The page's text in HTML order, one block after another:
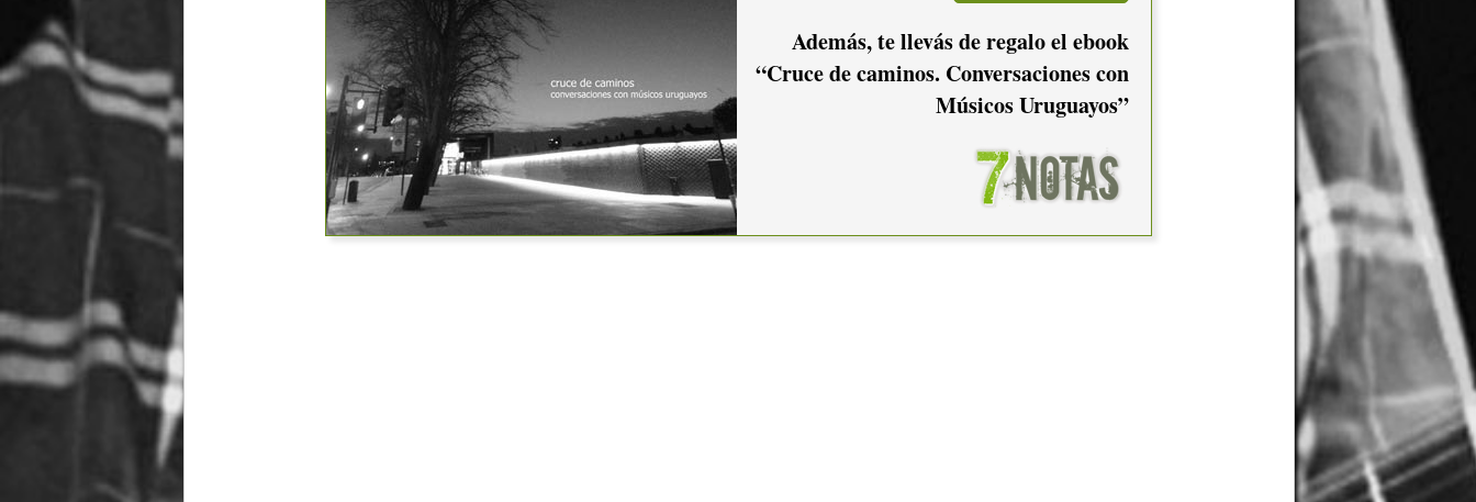
Además, te llevás de regalo el ebook
“Cruce de caminos. Conversaciones con
Músicos Uruguayos”